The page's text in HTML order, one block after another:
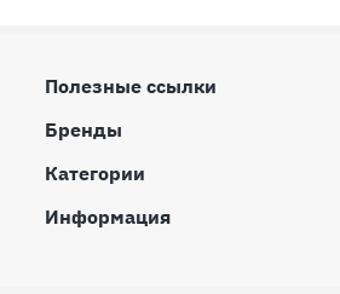
Полезные ссылки
Бренды
Категории
Информация